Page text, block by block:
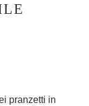
pranzetti in